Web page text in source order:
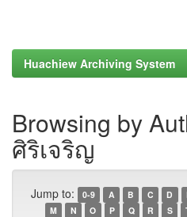
Huachiew Archiving System
Browsing by
ศิริเจริญ
Jump to: 0-9 A B C D
M
N O P Q R S